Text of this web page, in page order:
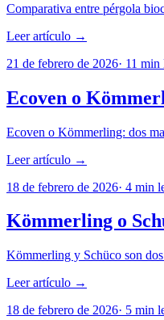
Comparativa entre pérgola
Leer artículo →
21 de febrero de 2026· 11 min
Ecoven o
Ecoven o Kömmerling: dos
Leer artículo →
18 de febrero de 2026· 4 min
Kömmerling o
Kömmerling y Schüco son
Leer artículo →
18 de febrero de 2026· 5 min